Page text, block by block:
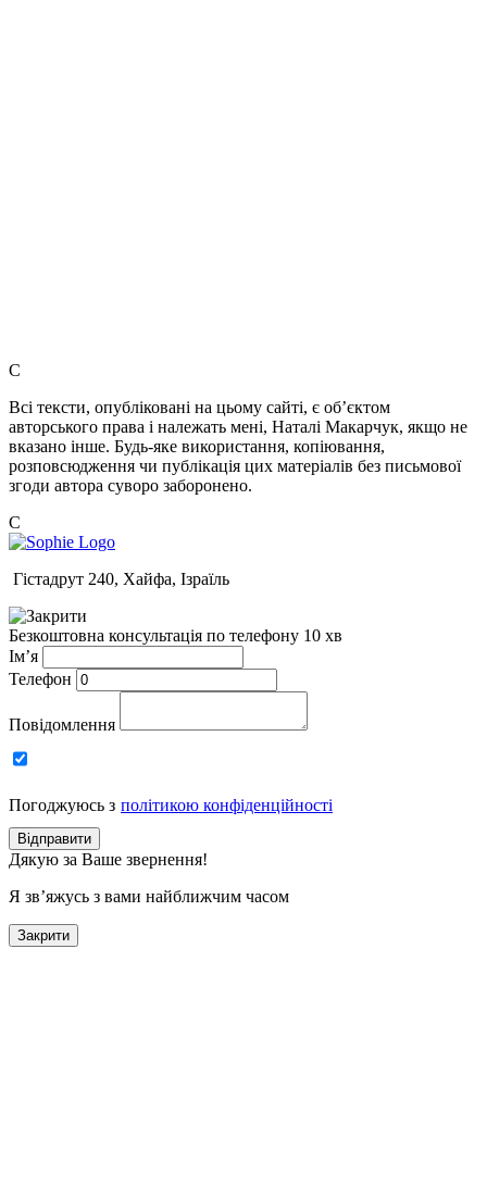
C
Всі тексти, опубліковані на цьому сайті, є об’єктом
авторського права і належать мені, Наталі Макарчук, якщо не
вказано інше. Будь-яке використання, копіювання,
розповсюдження чи публікація цих матеріалів без письмової
згоди автора суворо заборонено.
C
Гістадрут 240, Хайфа, Ізраїль
Безкоштовна консультація по телефону 10 хв
Ім’я
Телефон
Повідомлення
Погоджуюсь з політикою конфіденційності
Відправити
Дякую за Ваше звернення!
Я зв’яжусь з вами найближчим часом
Закрити